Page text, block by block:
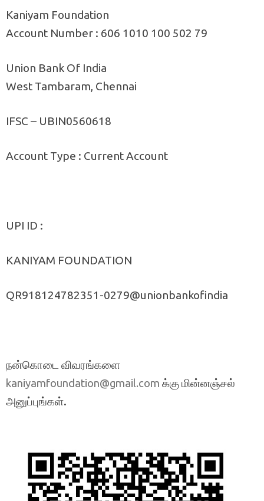
Kaniyam Foundation
Account Number : 606 1010 100 502 79
Union Bank Of India
West Tambaram, Chennai
IFSC – UBIN0560618
Account Type : Current Account
UPI ID :
KANIYAM FOUNDATION
QR918124782351-0279@unionbankofindia
நன்கொடை விவரங்களை
kaniyamfoundation@gmail.com க்கு மின்னஞ்சல்
அனுப்புங்கள்.